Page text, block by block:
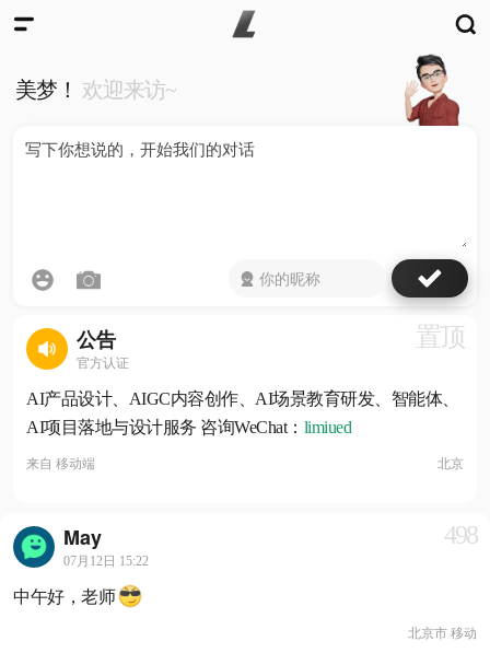
美梦！ 欢迎来访~
公告
官方认证
置顶
AI产品设计、AIGC内容创作、AI场景教育研发、智能体、
AI项目落地与设计服务 咨询WeChat： limiued
来自 移动端 北京
May
07月12日 15:22
498
中午好，老师
北京市 移动